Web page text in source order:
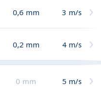
0,6 mm 3 m/s
0,2 mm 4 m/s
0 mm 5 m/s